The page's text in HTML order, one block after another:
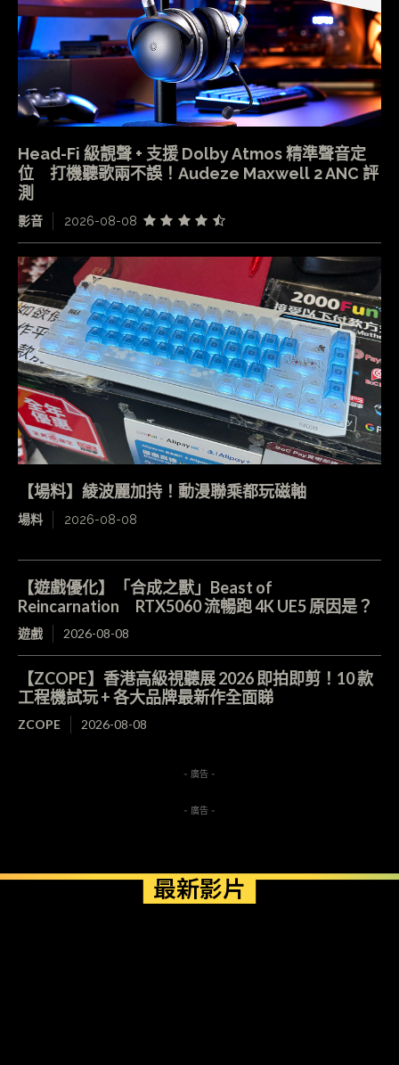
Head-Fi 級靚聲 + 支援 Dolby Atmos 精準聲音定
位 打機聽歌兩不誤！Audeze Maxwell 2 ANC 評
測
影音 2026-08-08
【場料】綾波麗加持！動漫聯乘都玩磁軸
場料 2026-08-08
【遊戲優化】「合成之獸」Beast of
Reincarnation RTX5060 流暢跑 4K UE5 原因是？
遊戲 2026-08-08
【ZCOPE】香港高級視聽展 2026 即拍即剪！10 款
工程機試玩 + 各大品牌最新作全面睇
ZCOPE 2026-08-08
- 廣告 -
- 廣告 -
最新影片